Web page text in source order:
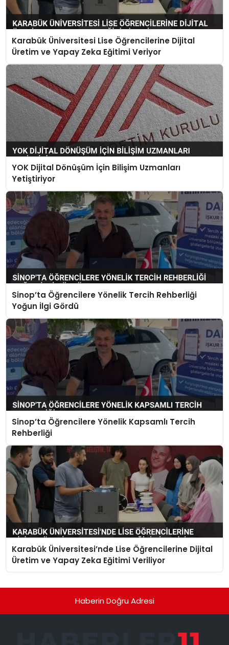
Karabük Üniversitesi Lise Öğrencilerine Dijital
Üretim ve Yapay Zeka Eğitimi Veriyor
YOK Dijital Dönüşüm İçin Bilişim Uzmanları
Yetiştiriyor
Sinop’ta Öğrencilere Yönelik Tercih Rehberliği
Yoğun İlgi Gördü
Sinop’ta Öğrencilere Yönelik Kapsamlı Tercih
Rehberliği
Karabük Üniversitesi’nde Lise Öğrencilerine Dijital
Üretim ve Yapay Zeka Eğitimi Veriliyor
Haberin Doğru Adresi